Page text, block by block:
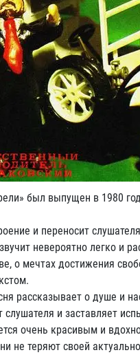
был выпущен в 1980
и переносит
невероятно легко и
о мечтах достижения
рассказывает о душе и
и заставляет
очень красивым и
не теряют своей